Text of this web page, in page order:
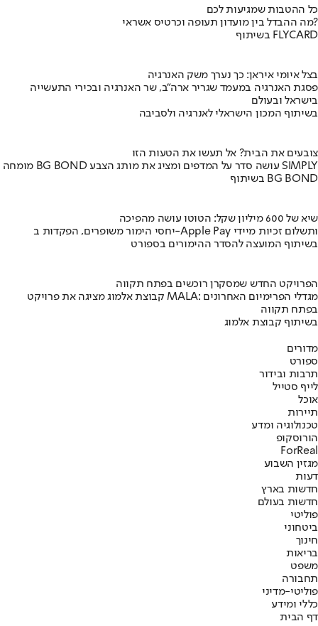
כל ההטבות שמגיעות לכם
מה ההבדל בין מועדון תעופה וכרטיס אשראי?
בשיתוף FLYCARD
בצל איומי איראן: כך נערך משק האנרגיה
פסגת האנרגיה במעמד שגריר ארה"ב, שר האנרגיה ובכירי התעשייה
בישראל ובעולם
בשיתוף המכון הישראלי לאנרגיה ולסביבה
צובעים את הבית? אל תעשו את הטעות הזו
מומחה BG BOND עושה סדר על המדפים ומציג את מותג הצבע SIMPLY
בשיתוף BG BOND
שיא של 600 מיליון שקל: הטוטו עושה מהפיכה
יחסי הימור משופרים, הפקדות ב-Apple Pay ותשלום זכיות מיידי
בשיתוף המועצה להסדר ההימורים בספורט
הפרויקט החדש שמסקרן רוכשים בפתח תקווה
קבוצת אלמוג מציגה את פרויקט MALA: מגדלי הפרימיום האחרונים
בפתח תקווה
בשיתוף קבוצת אלמוג
מדורים
ספורט
תרבות ובידור
לייף סטייל
אוכל
תיירות
טכנולוגיה ומדע
הורוסקופ
ForReal
מגזין השבוע
דעות
חדשות בארץ
חדשות בעולם
פוליטי
ביטחוני
חינוך
בריאות
משפט
תחבורה
פוליטי-מדיני
כללי ומידע
דף הבית